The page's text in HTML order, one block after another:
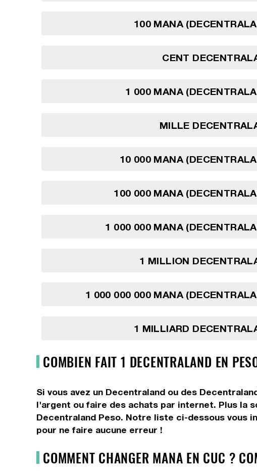
100 MANA
CENT
1 000 MANA
MILLE
10 000 MANA
100 000 MANA
1 000 000 MANA
1 MILLION
1 000 000 000 MANA
1 MILLIARD
COMBIEN FAIT 1 DECENTRALAND EN
Si vous avez un Decentraland ou des
l'argent ou faire des achats par internet. Plus la
Decentraland Peso. Notre liste ci-dessous vous
pour ne faire aucune erreur !
COMMENT CHANGER MANA EN CUC ?